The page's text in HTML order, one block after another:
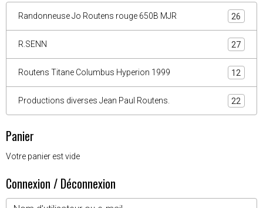
Randonneuse Jo Routens rouge 650B MJR 26
R.SENN 27
Routens Titane Columbus Hyperion 1999 12
Productions diverses Jean Paul Routens. 22
Panier
Votre panier est vide
Connexion / Déconnexion